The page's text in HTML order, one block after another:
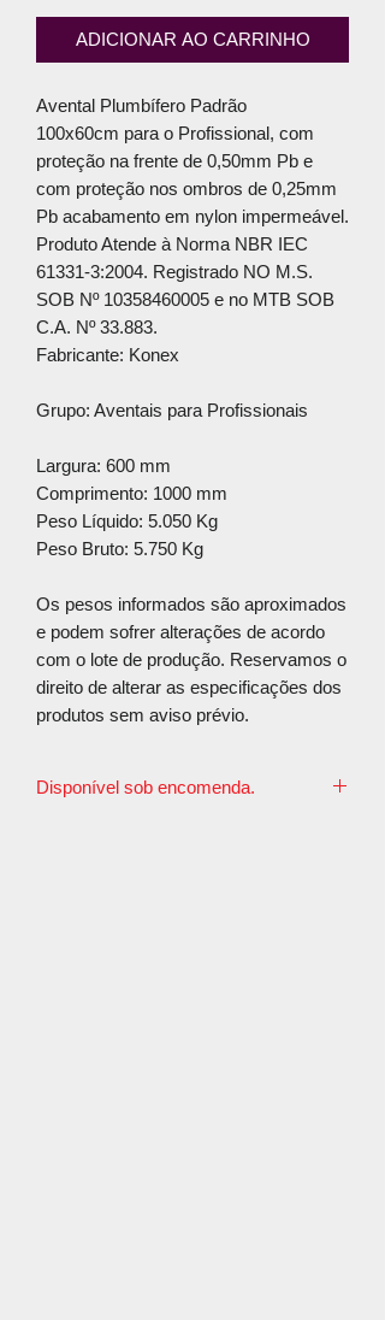
ADICIONAR AO CARRINHO
Avental Plumbífero Padrão
100x60cm para o Profissional, com
proteção na frente de 0,50mm Pb e
com proteção nos ombros de 0,25mm
Pb acabamento em nylon impermeável.
Produto Atende à Norma NBR IEC
61331-3:2004. Registrado NO M.S.
SOB Nº 10358460005 e no MTB SOB
C.A. Nº 33.883.
Fabricante: Konex
Grupo: Aventais para Profissionais
Largura: 600 mm
Comprimento: 1000 mm
Peso Líquido: 5.050 Kg
Peso Bruto: 5.750 Kg
Os pesos informados são aproximados
e podem sofrer alterações de acordo
com o lote de produção. Reservamos o
direito de alterar as especificações dos
produtos sem aviso prévio.
Disponível sob encomenda.